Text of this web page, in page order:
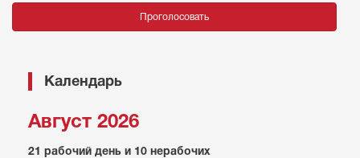
Проголосовать
Календарь
Август 2026
21 рабочий день и 10 нерабочих